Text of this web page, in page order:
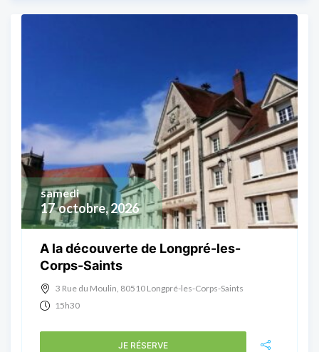
17 octobre, 2026
samedi
A la découverte de Longpré-les-
Corps-Saints
3 Rue du Moulin, 80510 Longpré-les-Corps-Saints
15h30
JE RÉSERVE